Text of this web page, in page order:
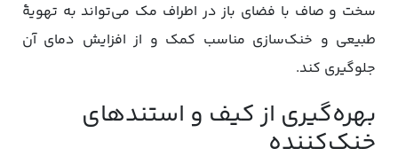
سخت و صاف با فضای باز در اطراف مک می‌تواند به تهویۀ
طبیعی و خنک‌سازی مناسب کمک و از افزایش دمای آن
جلوگیری کند.
بهره‌گیری از کیف و استندهای
خنک‌کننده